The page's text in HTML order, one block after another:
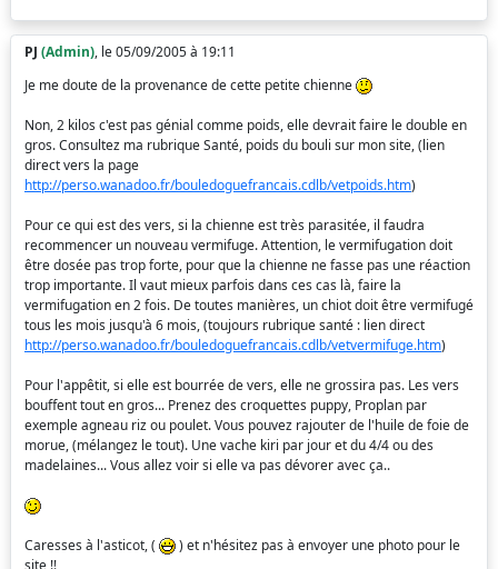
PJ (Admin), le 05/09/2005 à 19:11
Je me doute de la provenance de cette petite chienne
Non, 2 kilos c'est pas génial comme poids, elle devrait faire le double en
gros. Consultez ma rubrique Santé, poids du bouli sur mon site, (lien
direct vers la page
http://perso.wanadoo.fr/bouledoguefrancais.cdlb/vetpoids.htm)
Pour ce qui est des vers, si la chienne est très parasitée, il faudra
recommencer un nouveau vermifuge. Attention, le vermifugation doit
être dosée pas trop forte, pour que la chienne ne fasse pas une réaction
trop importante. Il vaut mieux parfois dans ces cas là, faire la
vermifugation en 2 fois. De toutes manières, un chiot doit être vermifugé
tous les mois jusqu'à 6 mois, (toujours rubrique santé : lien direct
http://perso.wanadoo.fr/bouledoguefrancais.cdlb/vetvermifuge.htm)
Pour l'appêtit, si elle est bourrée de vers, elle ne grossira pas. Les vers
bouffent tout en gros... Prenez des croquettes puppy, Proplan par
exemple agneau riz ou poulet. Vous pouvez rajouter de l'huile de foie de
morue, (mélangez le tout). Une vache kiri par jour et du 4/4 ou des
madelaines... Vous allez voir si elle va pas dévorer avec ça..
Caresses à l'asticot, (
) et n'hésitez pas à envoyer une photo pour le
site !!